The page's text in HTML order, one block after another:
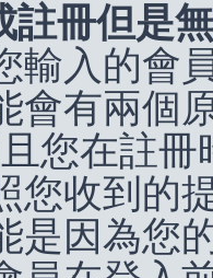
註冊但是
輸入的會
會有兩個
您在註
您收到的
是因為您